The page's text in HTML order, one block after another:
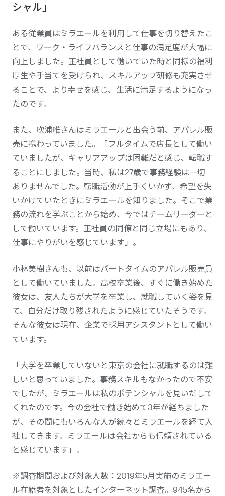
シャル」
ある従業員はミラエールを利用して仕事を切り替えたこ
とで、ワーク・ライフバランスと仕事の満足度が大幅に
向上しました。正社員として働いていた時と同様の福利
厚生や手当てを受けられ、スキルアップ研修も充実させ
ることで、より幸せを感じ、生活に満足するようになっ
たのです。
また、吹浦唯さんはミラエールと出会う前、アパレル販
売に携わっていました。「フルタイムで店長として働い
ていましたが、キャリアアップは困難だと感じ、転職す
ることにしました。当時、私は27歳で事務経験は一切
ありませんでした。転職活動が上手くいかず、希望を失
いかけていたときにミラエールを知りました。そこで業
務の流れを学ぶことから始め、今ではチームリーダーと
して働いています。正社員の同僚と同じ立場にもあり、
仕事にやりがいを感じています」。
小林美樹さんも、以前はパートタイムのアパレル販売員
として働いていました。高校卒業後、すぐに働き始めた
彼女は、友人たちが大学を卒業し、就職していく姿を見
て、自分だけ取り残されたように感じていたそうです。
そんな彼女は現在、企業で採用アシスタントとして働い
ています。
「大学を卒業していないと東京の会社に就職するのは難
しいと思っていました。事務スキルもなかったので不安
でしたが、ミラエールは私のポテンシャルを見いだして
くれたのです。今の会社で働き始めて3年が経ちました
が、その間にもいろんな人が続々とミラエールを経て入
社してきます。ミラエールは会社からも信頼されている
と感じています」。
※調査期間および対象人数：2019年5月実施のミラエー
ル在籍者を対象としたインターネット調査。945名から